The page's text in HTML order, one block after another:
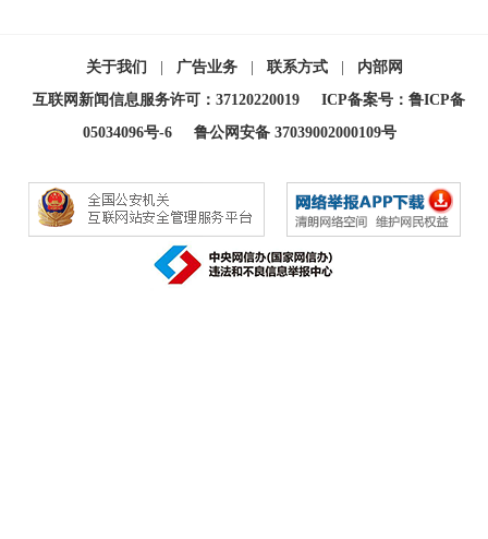
关于我们 广告业务 联系方式
内部网
互联网新闻信息服务许可：37120220019
ICP备案号：鲁ICP备
05034096号-6
鲁公网安备 37039002000109号